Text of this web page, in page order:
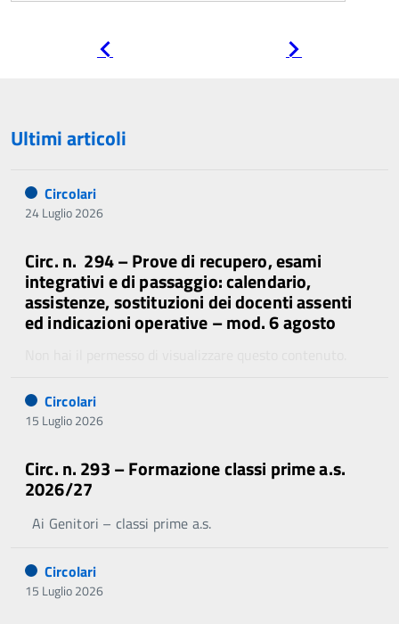
Ultimi articoli
Circolari
24 Luglio 2026
Circ. n. 294 – Prove di recupero, esami
integrativi e di passaggio: calendario,
assistenze, sostituzioni dei docenti assenti
ed indicazioni operative – mod. 6 agosto
Circolari
15 Luglio 2026
Circ. n. 293 – Formazione classi prime a.s.
2026/27
Ai Genitori – classi prime a.s.
Circolari
15 Luglio 2026